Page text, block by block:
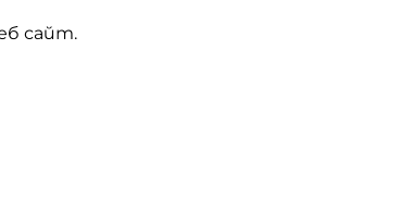
сайт.